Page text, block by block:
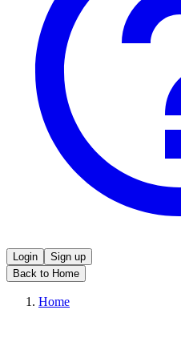
Login
Sign up
Back to Home
Home